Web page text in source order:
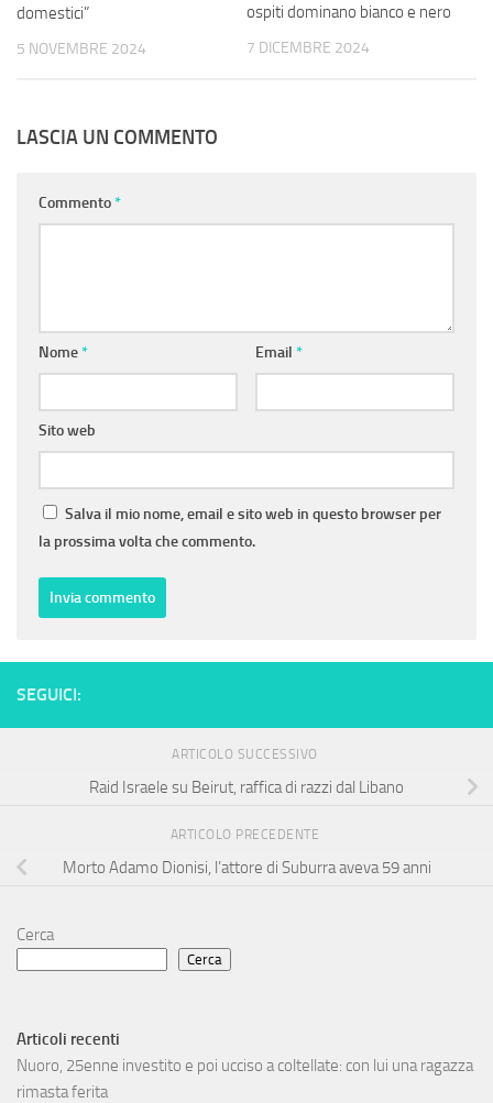
domestici”
5 NOVEMBRE 2024
ospiti dominano bianco e nero
7 DICEMBRE 2024
LASCIA UN COMMENTO
Commento*
Nome* Email *
Sito web
Salva il mio nome, email e sito web in questo browser per
la prossima volta che commento.
SEGUICI:
ARTICOLO SUCCESSIVO
Raid Israele su Beirut, raffica di razzi dal Libano
ARTICOLO PRECEDENTE
Morto Adamo Dionisi, l’attore di Suburra aveva 59 anni
Cerca
Cerca
Articoli recenti
Nuoro, 25enne investito e poi ucciso a coltellate: con lui una ragazza
rimasta ferita